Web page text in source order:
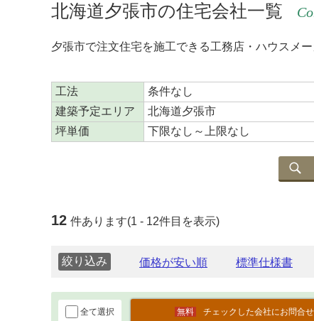
北海道夕張市の住宅会社一覧
夕張市で注文住宅を施工できる工務店・ハウスメ
工法 条件なし
建築予定エリア
北海道夕張市
坪単価
下限なし～上限なし
12 件あります(1 - 12件目を表示)
絞り込み
全て選択 チェックした会社にお問合せ